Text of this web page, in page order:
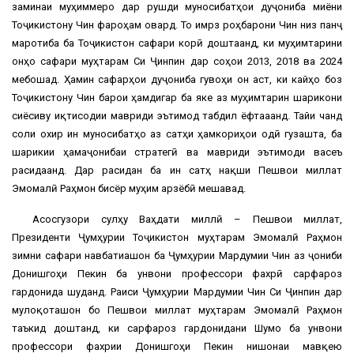
заминаи муҳиммеро дар рушди муносибатҳои дуҷониба миёни
Тоҷикистону Чин фароҳам овард. То имрӯз роҳбарони Чин низ панҷ
маротиба ба Тоҷикистон сафари корӣ доштаанд, ки муҳимтарини
онҳо сафари муҳтарам Си Ҷинпин дар соҳои 2013, 2018 ва 2024
мебошад. Ҳамин сафарҳои дуҷониба гувоҳи он аст, ки кайҳо боз
Тоҷикистону Чин барои ҳамдигар ба яке аз муҳимтарин шарикони
сиёсиву иқтисодии мавриди эътимод табдил ёфтааанд. Тайи чанд
соли охир ин муносибатҳо аз сатҳи ҳамкориҳои одӣ гузашта, ба
шарикии ҳамаҷонибаи стратегӣ ва мавриди эътимоди васеъ
расидаанд. Дар расидан ба ин сатҳ нақши Пешвои миллат
Эмомалӣ Раҳмон бисёр муҳим арзёбӣ мешавад.
Асосгузори сулҳу Ваҳдати миллӣ – Пешвои миллат,
Президенти Ҷумҳурии Тоҷикистон муҳтарам Эмомалӣ Раҳмон
зимни сафари навбатиашон ба Ҷумҳурии Мардумии Чин аз ҷониби
Донишгоҳи Пекин ба унвони профессори фахрӣ сарфароз
гардонида шуданд. Раиси Ҷумҳурии Мардумии Чин Си Ҷинпин дар
мулоқоташон бо Пешвои миллат муҳтарам Эмомалӣ Раҳмон
таъкид доштанд, ки сарфароз гардонидани Шумо ба унвони
профессори фахрии Донишгоҳи Пекин нишонаи мавқею